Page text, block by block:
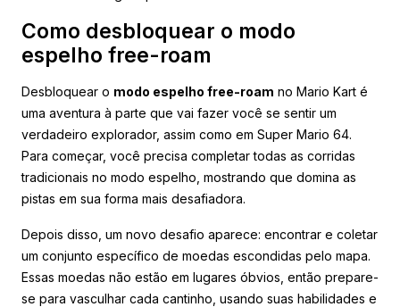
Como desbloquear o modo
espelho free-roam
Desbloquear o modo espelho free-roam no Mario Kart é
uma aventura à parte que vai fazer você se sentir um
verdadeiro explorador, assim como em Super Mario 64.
Para começar, você precisa completar todas as corridas
tradicionais no modo espelho, mostrando que domina as
pistas em sua forma mais desafiadora.
Depois disso, um novo desafio aparece: encontrar e coletar
um conjunto específico de moedas escondidas pelo mapa.
Essas moedas não estão em lugares óbvios, então prepare-
se para vasculhar cada cantinho, usando suas habilidades e